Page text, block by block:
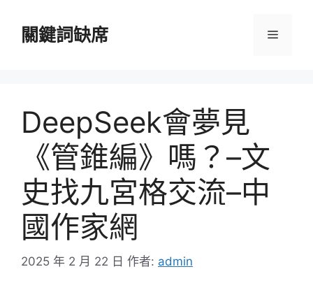
關鍵詞缺席 選
DeepSeek會夢見
《管錐編》嗎？–文
史找九宮格交流–中
國作家網
2025 年 2 月 22 日 作者: admin